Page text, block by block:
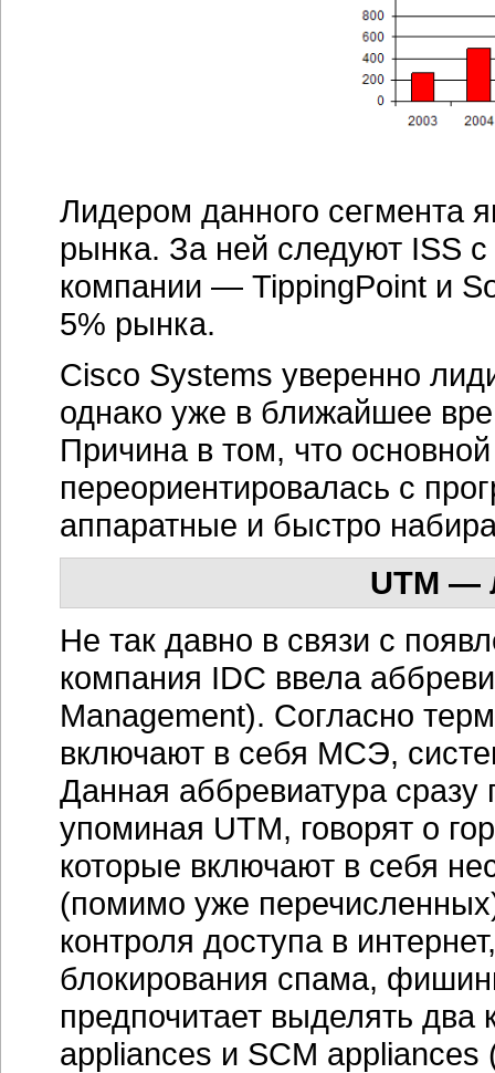
Лидером данного сегмента
рынка. За ней следуют ISS
компании — TippingPoint и
5% рынка.
Cisco Systems уверенно
однако уже в ближайшее
Причина в том, что
переориентировалась с
аппаратные и быстро
UTM —
Не так давно в связи с
компания IDC ввела
Management). Согласно
включают в себя МСЭ,
Данная аббревиатура сразу
упоминая UTM, говорят о
которые включают в себя
(помимо уже
контроля доступа в
блокирования спама,
предпочитает выделять два
appliances и SCM